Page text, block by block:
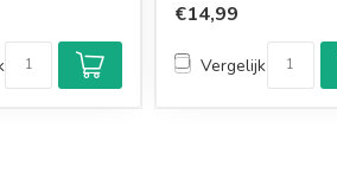
€14,99
Vergelijk